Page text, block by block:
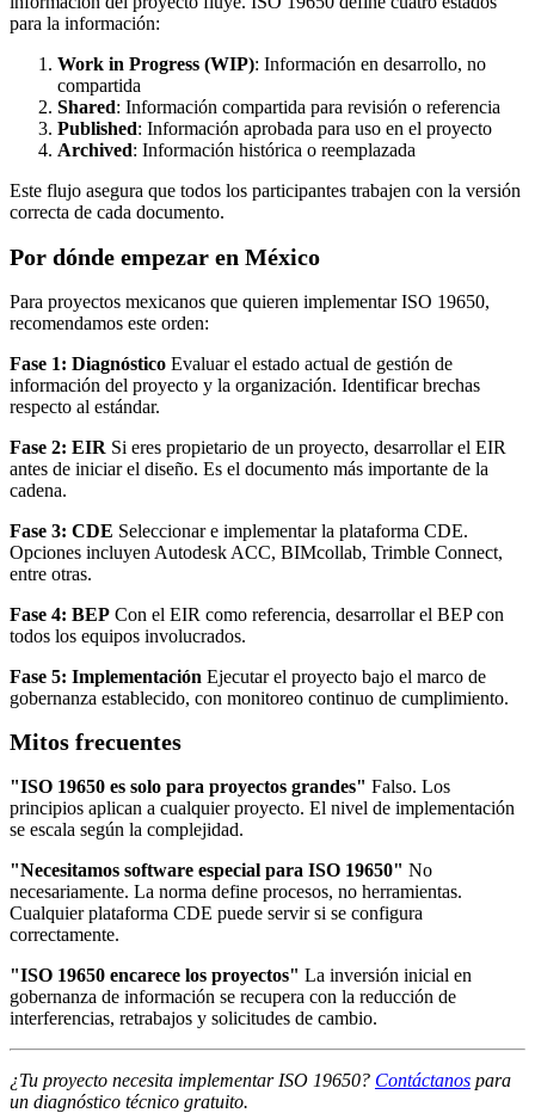
para la información:
Work in Progress (WIP): Información en desarrollo, no
compartida
Shared: Información compartida para revisión o referencia
Published: Información aprobada para uso en el proyecto
Archived: Información histórica o reemplazada
Este flujo asegura que todos los participantes trabajen con la versión
correcta de cada documento.
Por dónde empezar en México
Para proyectos mexicanos que quieren implementar ISO 19650,
recomendamos este orden:
Fase 1: Diagnóstico Evaluar el estado actual de gestión de
información del proyecto y la organización. Identificar brechas
respecto al estándar.
Fase 2: EIR Si eres propietario de un proyecto, desarrollar el EIR
antes de iniciar el diseño. Es el documento más importante de la
cadena.
Fase 3: CDE Seleccionar e implementar la plataforma CDE.
Opciones incluyen Autodesk ACC, BIMcollab, Trimble Connect,
entre otras.
Fase 4: BEP Con el EIR como referencia, desarrollar el BEP con
todos los equipos involucrados.
Fase 5: Implementación Ejecutar el proyecto bajo el marco de
gobernanza establecido, con monitoreo continuo de cumplimiento.
Mitos frecuentes
"ISO 19650 es solo para proyectos grandes" Falso. Los
principios aplican a cualquier proyecto. El nivel de implementación
se escala según la complejidad.
"Necesitamos software especial para ISO 19650" No
necesariamente. La norma define procesos, no herramientas.
Cualquier plataforma CDE puede servir si se configura
correctamente.
"ISO 19650 encarece los proyectos" La inversión inicial en
gobernanza de información se recupera con la reducción de
interferencias, retrabajos y solicitudes de cambio.
¿Tu proyecto necesita implementar ISO 19650? Contáctanos para
un diagnóstico técnico gratuito.